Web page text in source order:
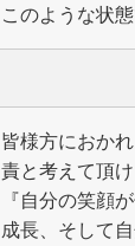
このような状
皆様方におか
責と考えて頂
『自分の笑顔
成長、そして